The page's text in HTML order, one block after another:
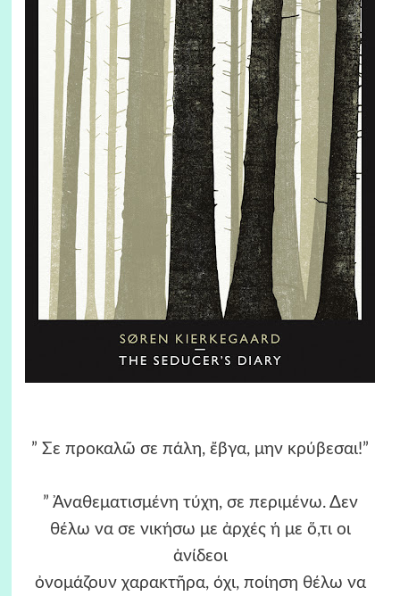
” Σε προκαλῶ σε πάλη, ἔβγα, μην κρύβεσαι!”
” Ἀναθεματισμένη τύχη, σε περιμένω. Δεν
θέλω να σε νικήσω με ἀρχές ή με ὅ,τι οι
ἀνίδεοι
ὀνομάζουν χαρακτῆρα, όχι, ποίηση θέλω να